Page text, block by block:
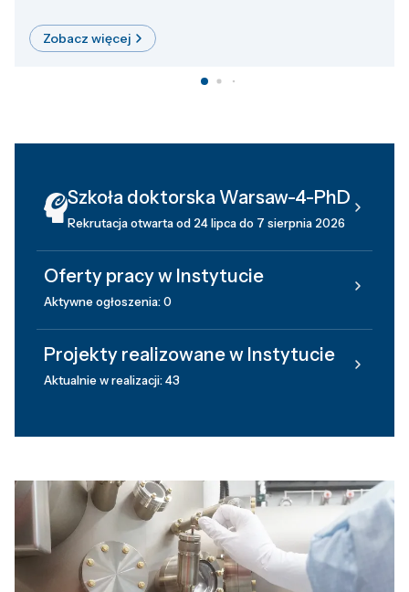
Zobacz więcej
Szkoła doktorska Warsaw-4-PhD
Rekrutacja otwarta od 24 lipca do 7 sierpnia 2026
Oferty pracy w Instytucie
Aktywne ogłoszenia: 0
Projekty realizowane w Instytucie
Aktualnie w realizacji: 43